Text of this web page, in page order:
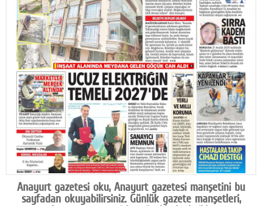
Karikatür
Youtube
Polemik
Reklam
Yazarlar
Künye
SOSYAL MEDYA
Facebook
Twitter
Anayurt gazetesi oku, Anayurt gazetesi manşetini bu
sayfadan okuyabilirsiniz. Günlük gazete manşetleri,